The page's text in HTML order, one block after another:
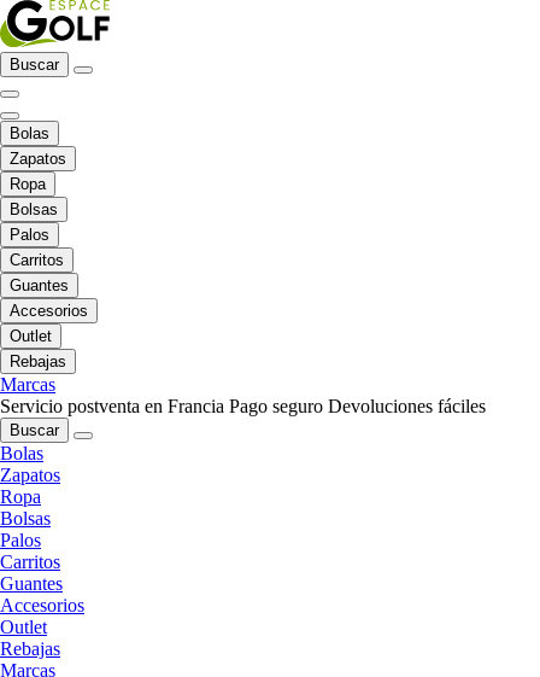
Buscar
Bolas
Zapatos
Ropa
Bolsas
Palos
Carritos
Guantes
Accesorios
Outlet
Rebajas
Marcas
Servicio postventa en Francia Pago seguro Devoluciones fáciles
Buscar
Bolas
Zapatos
Ropa
Bolsas
Palos
Carritos
Guantes
Accesorios
Outlet
Rebajas
Marcas